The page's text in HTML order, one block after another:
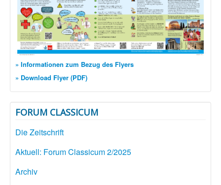
» Informationen zum Bezug des Flyers
» Download Flyer (PDF)
FORUM CLASSICUM
Die Zeitschrift
Aktuell: Forum Classicum 2/2025
Archiv